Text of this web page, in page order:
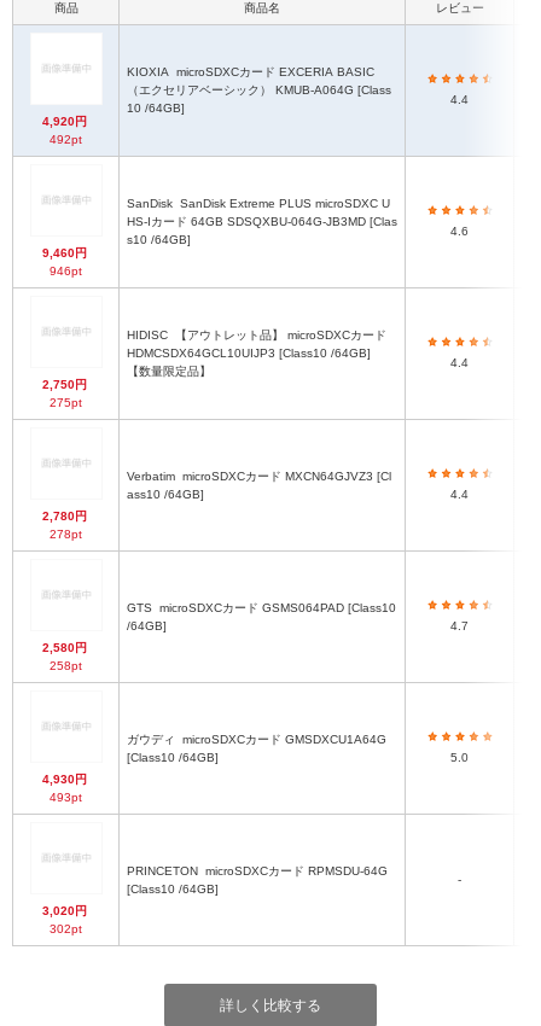
商品 商品名 レビュー
4,920円
492pt
KIOXIA
（エクセリアベーシック） KMUB-A064G [Class
10 /64GB]
4.4
9,460円
946pt
SanDisk
HS-Iカード 64GB SDSQXBU-064G-JB3MD [Clas
s10 /64GB]
4.6
2,750円
275pt
HIDISC
HDMCSDX64GCL10UIJP3 [Class10 /64GB]
【数量限定品】
4.4
2,780円
278pt
Verbatim
ass10 /64GB]
4.4
2,580円
258pt
GTS
/64GB]
4.7
4,930円
493pt
ガウディ
[Class10 /64GB]
5.0
3,020円
302pt
PRINCETON
[Class10 /64GB]
-
詳しく比較する